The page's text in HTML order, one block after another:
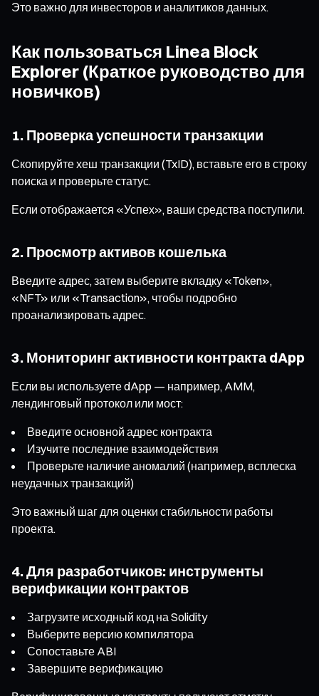
Это важно для инвесторов и аналитиков данных.
Как пользоваться Linea Block
Explorer (Краткое руководство для
новичков)
1. Проверка успешности транзакции
Скопируйте хеш транзакции (TxID), вставьте его в строку
поиска и проверьте статус.
Если отображается «Успех», ваши средства поступили.
2. Просмотр активов кошелька
Введите адрес, затем выберите вкладку «Token»,
«NFT» или «Transaction», чтобы подробно
проанализировать адрес.
3. Мониторинг активности контракта dApp
Если вы используете dApp — например, AMM,
лендинговый протокол или мост:
Введите основной адрес контракта
Изучите последние взаимодействия
Проверьте наличие аномалий (например, всплеска
неудачных транзакций)
Это важный шаг для оценки стабильности работы
проекта.
4. Для разработчиков: инструменты
верификации контрактов
Загрузите исходный код на Solidity
Выберите версию компилятора
Сопоставьте ABI
Завершите верификацию